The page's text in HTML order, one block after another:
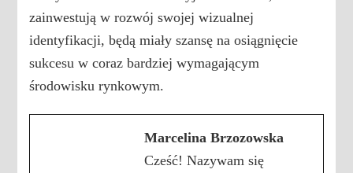
zainwestują w rozwój swojej wizualnej
identyfikacji, będą miały szansę na osiągnięcie
sukcesu w coraz bardziej wymagającym
środowisku rynkowym.
Marcelina Brzozowska
Cześć! Nazywam się